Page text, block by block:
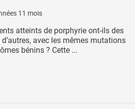
11 mois
atteints de porphyrie ont-ils des
avec les mêmes mutations
bénins ? Cette ...